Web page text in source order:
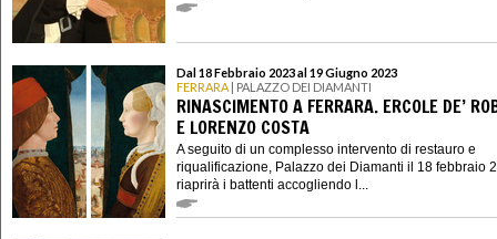
Dal 18 Febbraio 2023 al 19 Giugno 2023
FERRARA | PALAZZO DEI DIAMANTI
RINASCIMENTO A FERRARA. ERCOLE DE’
E LORENZO COSTA
A seguito di un complesso intervento di restauro e
riqualificazione, Palazzo dei Diamanti il 18 febbraio
riaprirà i battenti accogliendo l...